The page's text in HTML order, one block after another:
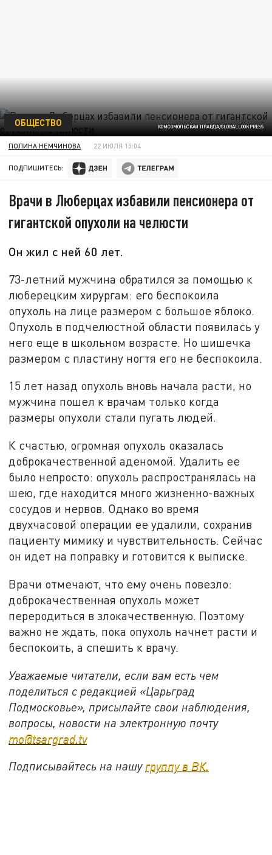
КОМСОМОЛЬСКАЯ ПРАВДА/GLOBALLOOKPRESS
ОБЩЕСТВО
ПОЛИНА НЕМЧИНОВА 22 ИЮЛЯ 15:04
ПОДПИШИТЕСЬ:
Врачи в Люберцах избавили пенсионера от
гигантской опухоли на челюсти
Он жил с ней 60 лет.
73-летний мужчина обратился за помощью к
люберецким хирургам: его беспокоила
опухоль на лице размером с большое яблоко.
Опухоль в подчелюстной области появилась у
него еще в школьном возрасте. Но шишечка
размером с пластину ногтя его не беспокоила.
15 лет назад опухоль вновь начала расти, но
мужчина пошел к врачам только когда
размеры опухоли стали пугать людей.
К счастью, огромная опухоль оказалась
доброкачественной аденомой. Удалить ее
было непросто: опухоль распространялась на
шею, где находится много жизненно-важных
сосудов и нервов. Однако во время
двухчасовой операции ее удалили, сохранив
пациенту мимику и чувствительность. Сейчас
он идет на поправку и готовится к выписке.
Врачи отмечают, что ему очень повезло:
доброкачественная опухоль может
переродиться в злокачественную. Поэтому
важно не ждать, пока опухоль начнет расти и
беспокоить, а спешить к врачу.
Уважаемые читатели, если вам есть чем
поделиться с редакцией «Царьград
Подмосковье», присылайте свои наблюдения,
вопросы, новости на электронную почту
mo@tsargrad.tv
Подписывайтесь на нашу группу в ВК.